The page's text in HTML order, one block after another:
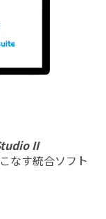
II
なす統合ソフト